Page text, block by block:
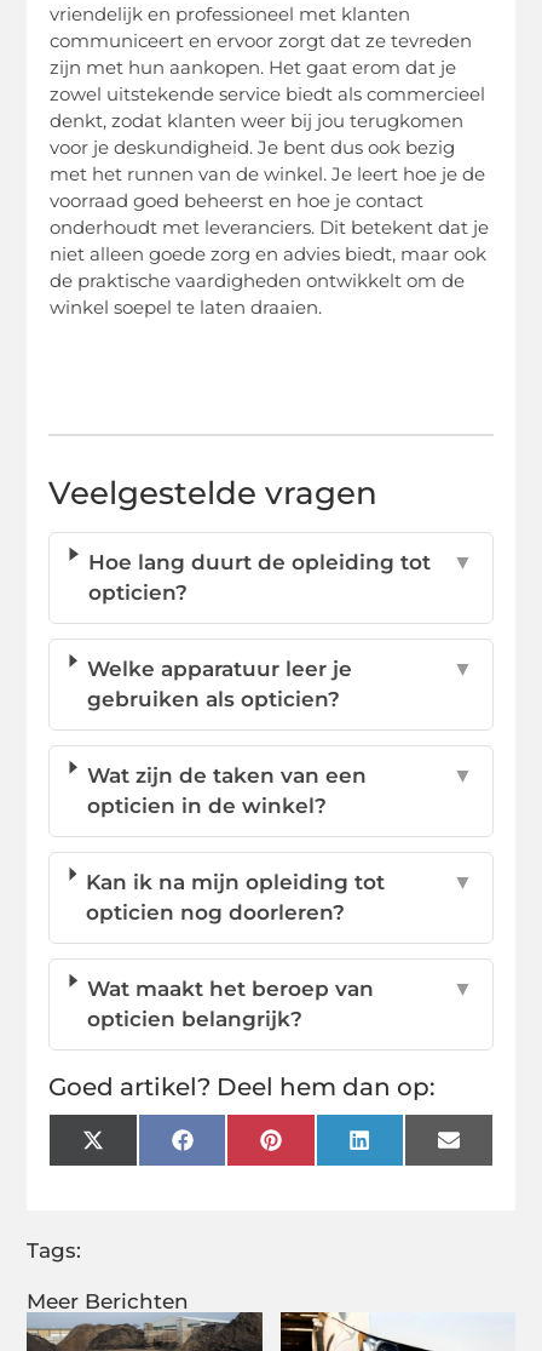
Meer Berichten
vriendelijk en professioneel met klanten
communiceert en ervoor zorgt dat ze tevreden
zijn met hun aankopen. Het gaat erom dat je
zowel uitstekende service biedt als commercieel
denkt, zodat klanten weer bij jou terugkomen
voor je deskundigheid. Je bent dus ook bezig
met het runnen van de winkel. Je leert hoe je de
voorraad goed beheerst en hoe je contact
onderhoudt met leveranciers. Dit betekent dat je
niet alleen goede zorg en advies biedt, maar ook
de praktische vaardigheden ontwikkelt om de
winkel soepel te laten draaien.
Veelgestelde vragen
Hoe lang duurt de opleiding tot
opticien?
▼
Welke apparatuur leer je
gebruiken als opticien?
▼
Wat zijn de taken van een
opticien in de winkel?
▼
Kan ik na mijn opleiding tot
opticien nog doorleren?
▼
Wat maakt het beroep van
opticien belangrijk?
▼
Goed artikel? Deel hem dan op:
X
(Twitter)
FacebookPinterestLinkedInEmail
Tags: